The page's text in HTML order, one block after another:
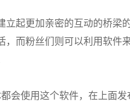
立起更加亲密的互动的桥梁
，而粉丝们则可以利用软件
会使用这个软件，在上面发